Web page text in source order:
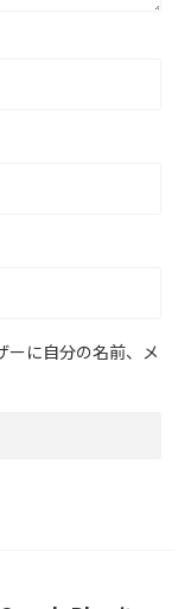
ーに自分の名前、メ